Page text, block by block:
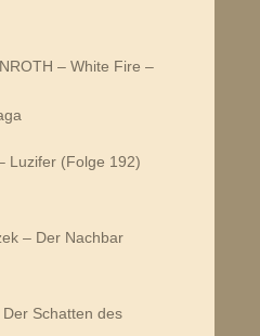
– White Fire –
Luzifer (Folge 192)
– Der Nachbar
Schatten des